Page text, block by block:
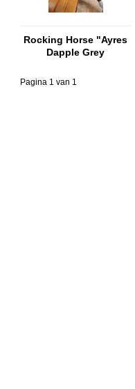
Rocking Horse "Ayres
Dapple Grey
Pagina 1 van 1